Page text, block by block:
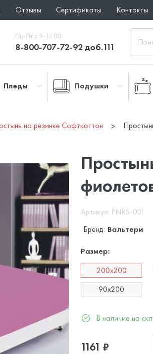
Отзывы Сертификаты Контакты
Пн-Пт с 9-17.00
8-800-707-72-92 доб.111
Пледы Подушки
на резинке Софткоттон
Артикул: PNRS-001
Бренд: Вальтери
Размер:
200x200
90x200
В наличие на
1161₽